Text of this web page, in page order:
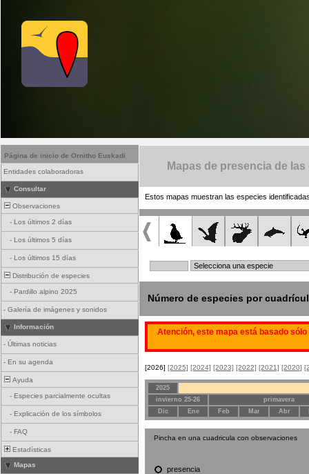
Página de inicio de Ornitho Euskadi
Entidades colaboradoras
Consultar
Observaciones
- Los últimos 2 días
- Los últimos 5 días
- Los últimos 15 días
Distribución de especies
- Pardillo alpino 2025
- Galería de imágenes y sonidos
Información
- Últimas noticias
- En su agenda
Ayuda
- Especies parcialmente ocultas
- Explicación de los símbolos
- FAQ
Estadísticas
Mapas
Mapas de presencia de
Estos mapas muestran las especies
Número de especies por
Atención, este mapa está basado
[2026] [2025] [2024] [2023] [2022] [2021] [2020]
2025
invierno 25-26
primavera
Dic
Ene Feb Mar Abr
Pincha en una cuadricula con observaciones
presencia